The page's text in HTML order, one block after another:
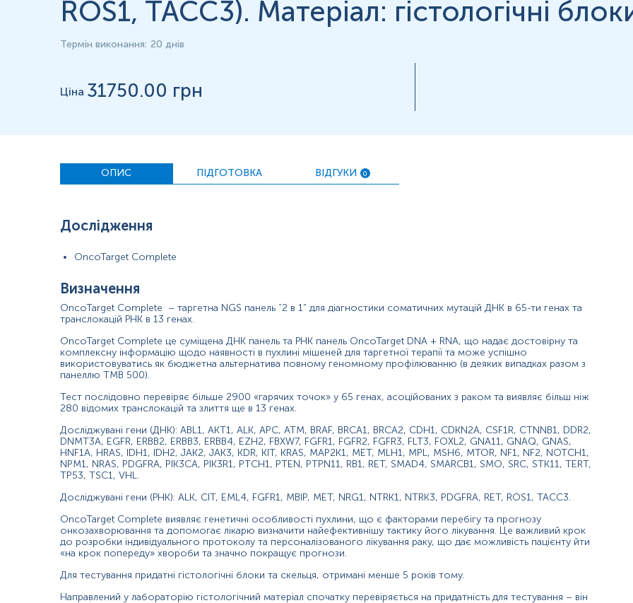
ROS1, TACC3). Матеріал: гістологічні
Термін виконання: 20 днів
Ціна 31750.00 грн
ОПИС ПІДГОТОВКА ВІДГУКИ 0
Дослідження
OncoTarget Complete
Визначення
OncoTarget Complete – таргетна NGS панель “2 в 1” для діагностики соматичних мутацій ДНК в 65-ти генах та
транслокацій РНК в 13 генах.
OncoTarget Complete це суміщена ДНК панель та РНК панель OncoTarget DNA + RNA, що надає достовірну та
комплексну інформацію щодо наявності в пухлині мішеней для таргетної терапії та може успішно
використовуватись як бюджетна альтернатива повному геномному профілюванню (в деяких випадках разом з
панеллю TMB 500).
Тест послідовно перевіряє більше 2900 «гарячих точок» у 65 генах, асоційованих з раком та виявляє більш ніж
280 відомих транслокацій та злиття ще в 13 генах.
Досліджувані гени (ДНК): ABL1, AKT1, ALK, APC, ATM, BRAF, BRCA1, BRCA2, CDH1, CDKN2A, CSF1R, CTNNB1, DDR2,
DNMT3A, EGFR, ERBB2, ERBB3, ERBB4, EZH2, FBXW7, FGFR1, FGFR2, FGFR3, FLT3, FOXL2, GNA11, GNAQ, GNAS,
HNF1A, HRAS, IDH1, IDH2, JAK2, JAK3, KDR, KIT, KRAS, MAP2K1, MET, MLH1, MPL, MSH6, MTOR, NF1, NF2, NOTCH1,
NPM1, NRAS, PDGFRA, PIK3CA, PIK3R1, PTCH1, PTEN, PTPN11, RB1, RET, SMAD4, SMARCB1, SMO, SRC, STK11, TERT,
TP53, TSC1, VHL.
Досліджувані гени (РНК): ALK, CIT, EML4, FGFR1, MBIP, MET, NRG1, NTRK1, NTRK3, PDGFRA, RET, ROS1, TACC3.
OncoTarget Complete виявляє генетичні особливості пухлини, що є факторами перебігу та прогнозу
онкозахворювання та допомогає лікарю визначити найефективнішу тактику його лікування. Це важливий крок
до розробки індивідуального протоколу та персоналізованого лікування раку, що дає можливість пацієнту йти
«на крок попереду» хвороби та значно покращує прогнози.
Для тестування придатні гістологічні блоки та скельця, отримані менше 5 років тому.
Направлений у лабораторію гістологічний матеріал спочатку перевіряється на придатність для тестування – він